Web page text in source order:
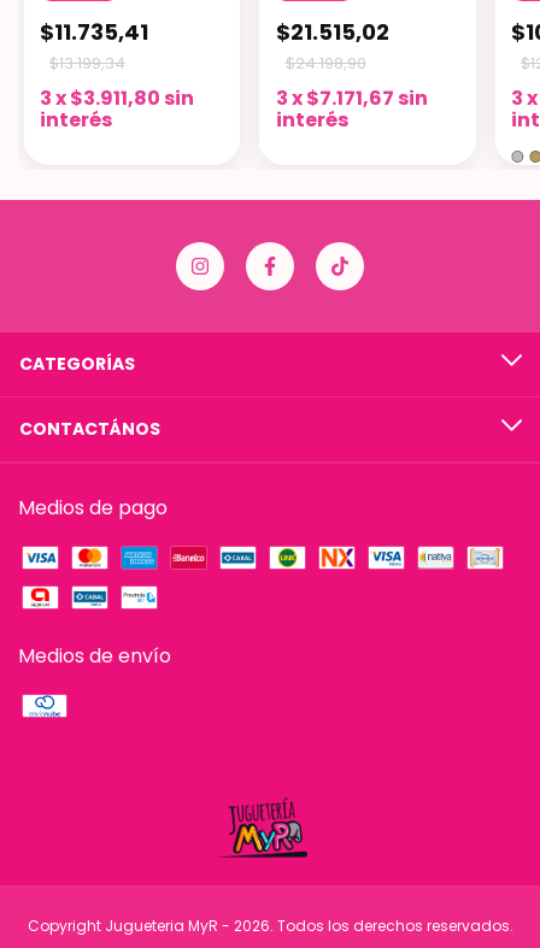
$11.735,41
$13.199,34
3x$3.911,80 sin
interés
$21.515,02
$24.198,90
3x$7.171,67 sin
interés
3
CATEGORÍAS
CONTACTÁNOS
Medios de pago
Medios de envío
Copyright Jugueteria MyR - 2026. Todos los derechos reservados.